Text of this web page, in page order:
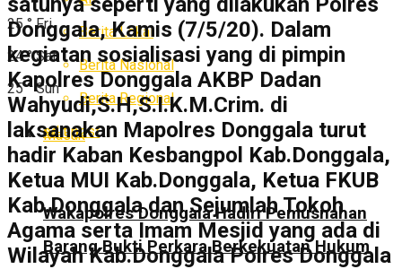
25 ° Fri
24 ° Sat
25 ° Sun
Masuk
Berita Lokal
Berita Nasional
Berita Regional
edit post
Wakapolres Donggala Hadiri Pemusnahan
Barang Bukti Perkara Berkekuatan Hukum
Donggala, Kamis (7/5/20). Dalam
kegiatan sosialisasi yang di pimpin
Kapolres Donggala AKBP Dadan
Wahyudi,S.H,S.I.K.M.Crim. di
laksanakan Mapolres Donggala turut
hadir Kaban Kesbangpol Kab.Donggala,
Ketua MUI Kab.Donggala, Ketua FKUB
Kab.Donggala dan Sejumlah Tokoh
Agama serta Imam Mesjid yang ada di
Wilayah Kab.Donggala Polres Donggala